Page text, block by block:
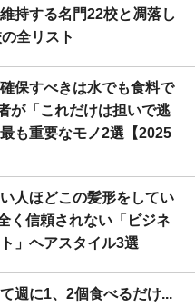
持する名門22校と凋落し
全リスト
保すべきは水でも食料で
が「これだけは担いで逃
も重要なモノ2選【2025
人ほどこの髪形をしてい
く信頼されない「ビジネ
」ヘアスタイル3選
週に1、2個食べるだけ...